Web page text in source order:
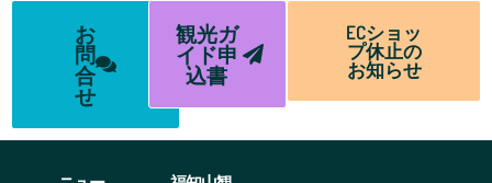
お
問
合
せ
観光ガ
イド申
込書
ECショッ
プ休止の
お知らせ